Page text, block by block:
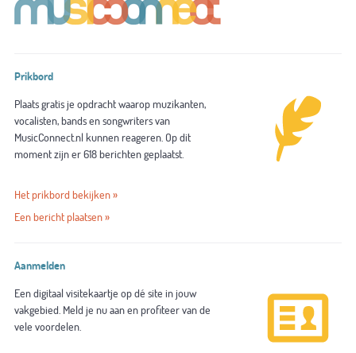
Prikbord
Plaats gratis je opdracht waarop muzikanten,
vocalisten, bands en songwriters van
MusicConnect.nl kunnen reageren. Op dit
moment zijn er 618 berichten geplaatst.
Het prikbord bekijken »
Een bericht plaatsen »
Aanmelden
Een digitaal visitekaartje op dé site in jouw
vakgebied. Meld je nu aan en profiteer van de
vele voordelen.